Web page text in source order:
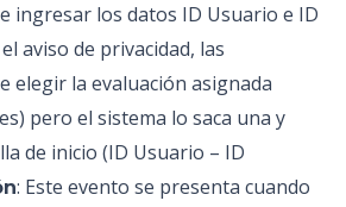
ingresar los datos ID Usuario e ID
aviso de privacidad, las
elegir la evaluación asignada
pero el sistema lo saca una y
de inicio (ID Usuario – ID
: Este evento se presenta cuando